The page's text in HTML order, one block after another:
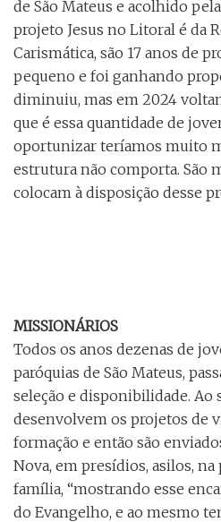
de São Mateus e acolhido
projeto Jesus no Litoral é da
Carismática, são 17 anos de
pequeno e foi ganhando
diminuiu, mas em 2024
que é essa quantidade de
oportunizar teríamos muito
estrutura não comporta. São
colocam à disposição desse
MISSIONÁRIOS
Todos os anos dezenas de
paróquias de São Mateus,
seleção e disponibilidade. Ao
desenvolvem os projetos de
formação e então são
Nova, em presídios, asilos, na
família, “mostrando esse
do Evangelho, e ao mesmo